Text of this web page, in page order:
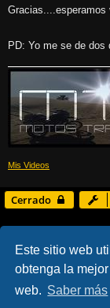
Este sitio web
obtenga la
web. Saber más
Gracias....esperamos
PD: Yo me se de dos
Mis Videos
Cerrado
ÍNDICE GENERAL